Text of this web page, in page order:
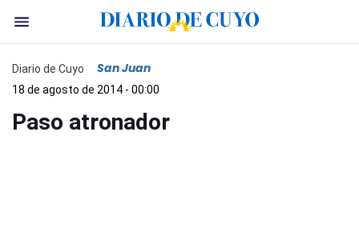
Diario de Cuyo San Juan
18 de agosto de 2014 - 00:00
Paso atronador